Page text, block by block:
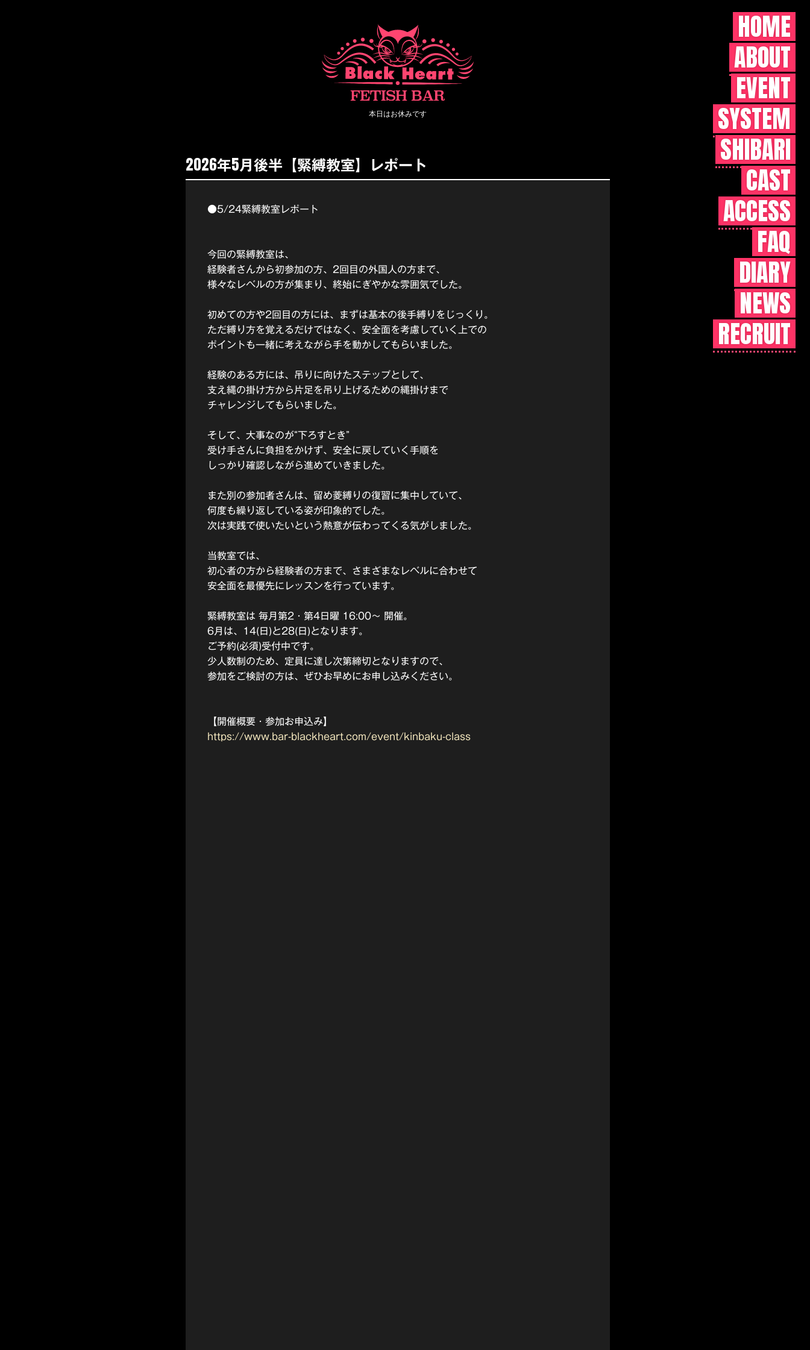
2026年5月後半【緊縛教室】レポート
●5/24緊縛教室レポート
今回の緊縛教室は、
経験者さんから初参加の方、2回目の外国人の方まで、
様々なレベルの方が集まり、終始にぎやかな雰囲気でした。
初めての方や2回目の方には、まずは基本の後手縛りをじっくり。
ただ縛り方を覚えるだけではなく、安全面を考慮していく上での
ポイントも一緒に考えながら手を動かしてもらいました。
経験のある方には、吊りに向けたステップとして、
支え縄の掛け方から片足を吊り上げるための縄掛けまで
チャレンジしてもらいました。
そして、大事なのが“下ろすとき”
受け手さんに負担をかけず、安全に戻していく手順を
しっかり確認しながら進めていきました。
また別の参加者さんは、留め菱縛りの復習に集中していて、
何度も繰り返している姿が印象的でした。
次は実践で使いたいという熱意が伝わってくる気がしました。
当教室では、
初心者の方から経験者の方まで、さまざまなレベルに合わせて
安全面を最優先にレッスンを行っています。
緊縛教室は 毎月第2・第4日曜 16:00〜 開催。
6月は、14(日)と28(日)となります。
ご予約(必須)受付中です。
少人数制のため、定員に達し次第締切となりますので、
参加をご検討の方は、ぜひお早めにお申し込みください。
【開催概要・参加お申込み】
https://www.bar-blackheart.com/event/kinbaku-class
HOME
ABOUT
EVENT
SYSTEM
SHIBARI
CAST
ACCESS
FAQ
DIARY
NEWS
RECRUIT